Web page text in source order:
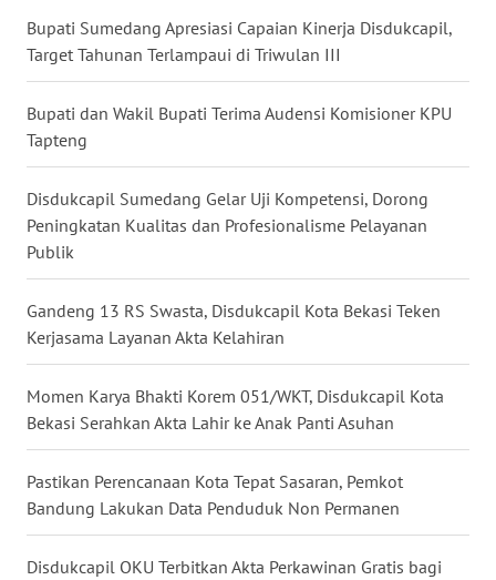
Bupati Sumedang Apresiasi Capaian Kinerja Disdukcapil,
Target Tahunan Terlampaui di Triwulan III
Bupati dan Wakil Bupati Terima Audensi Komisioner KPU
Tapteng
Disdukcapil Sumedang Gelar Uji Kompetensi, Dorong
Peningkatan Kualitas dan Profesionalisme Pelayanan
Publik
Gandeng 13 RS Swasta, Disdukcapil Kota Bekasi Teken
Kerjasama Layanan Akta Kelahiran
Momen Karya Bhakti Korem 051/WKT, Disdukcapil Kota
Bekasi Serahkan Akta Lahir ke Anak Panti Asuhan
Pastikan Perencanaan Kota Tepat Sasaran, Pemkot
Bandung Lakukan Data Penduduk Non Permanen
Disdukcapil OKU Terbitkan Akta Perkawinan Gratis bagi
WN
NUSANTARA
WN
JOGJA
WN
JATIM
WN
WN